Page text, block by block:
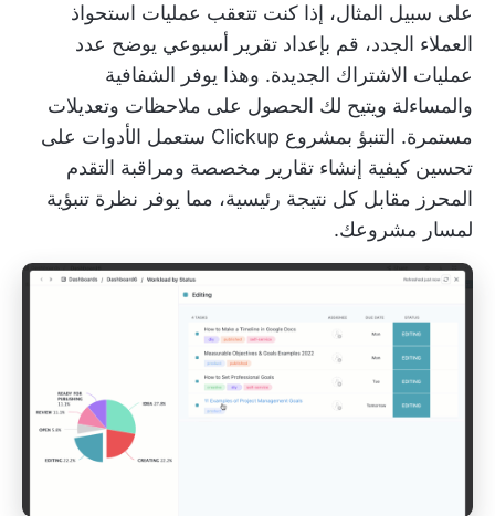
على سبيل المثال، إذا كنت تتعقب عمليات استحواذ
العملاء الجدد، قم بإعداد تقرير أسبوعي يوضح عدد
عمليات الاشتراك الجديدة. وهذا يوفر الشفافية
والمساءلة ويتيح لك الحصول على ملاحظات وتعديلات
مستمرة. التنبؤ بمشروع Clickup
ستعمل الأدوات على
تحسين كيفية إنشاء تقارير مخصصة ومراقبة التقدم
المحرز مقابل كل نتيجة رئيسية، مما يوفر نظرة تنبؤية
لمسار مشروعك.